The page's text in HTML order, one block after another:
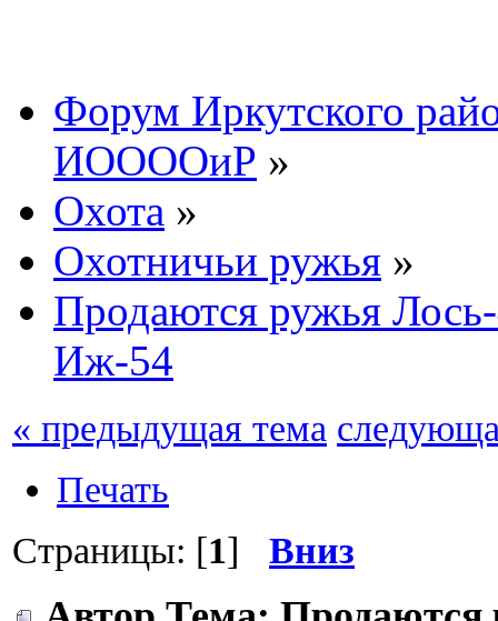
Форум Иркутского
ИООООиР »
Охота »
Охотничьи ружья »
Продаются ружья
Иж-54
« предыдущая тема
Печать
Страницы: [1] Вниз